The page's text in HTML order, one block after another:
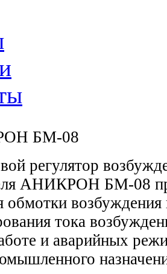
БМ-08
регулятор
АНИКРОН БМ-08
обмотки возбуждения
тока
и аварийных